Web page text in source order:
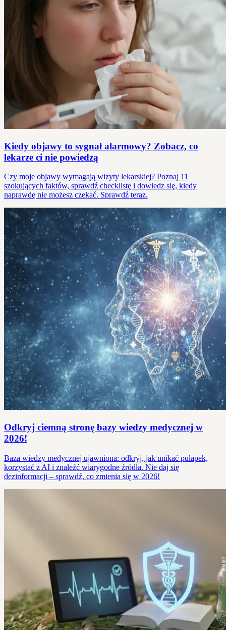
Kiedy objawy to sygnał alarmowy? Zobacz, co
lekarze ci nie powiedzą
Czy moje objawy wymagają wizyty lekarskiej? Poznaj 11
szokujących faktów, sprawdź checklistę i dowiedz się, kiedy
naprawdę nie możesz czekać. Sprawdź teraz.
Odkryj ciemną stronę bazy wiedzy medycznej w
2026!
Baza wiedzy medycznej ujawniona: odkryj, jak unikać pułapek,
korzystać z AI i znaleźć wiarygodne źródła. Nie daj się
dezinformacji – sprawdź, co zmienia się w 2026!